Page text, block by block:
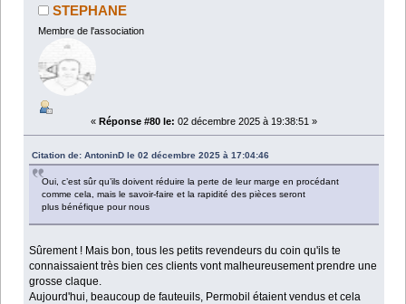
STEPHANE
Membre de l'association
« Réponse #80 le: 02 décembre 2025 à 19:38:51 »
Citation de: AntoninD le 02 décembre 2025 à 17:04:46
Oui, c’est sûr qu’ils doivent réduire la perte de leur marge en procédant
comme cela, mais le savoir-faire et la rapidité des pièces seront
plus bénéfique pour nous
Sûrement ! Mais bon, tous les petits revendeurs du coin qu'ils te
connaissaient très bien ces clients vont malheureusement prendre une
grosse claque.
Aujourd'hui, beaucoup de fauteuils, Permobil étaient vendus et cela